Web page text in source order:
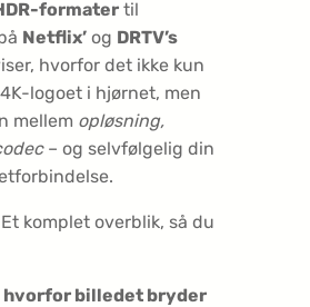
formater til
Netflix’ og DRTV’s
hvorfor det ikke kun
logoet i hjørnet, men
mellem opløsning,
– og selvfølgelig din
komplet overblik, så du
hvorfor billedet bryder